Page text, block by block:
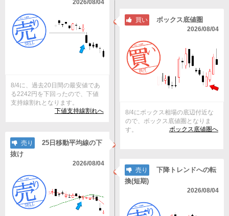
2026/08/04
8/4に、過去20日間の最安値であ
る2242円を下回ったので、下値
支持線割れとなります。
下値支持線割れへ
買い ボックス底値圏
2026/08/04
8/4にボックス相場の底辺付近な
ので、ボックス底値圏となりま
す。
ボックス底値圏へ
売り
25日移動平均線の下
抜け
2026/08/04
売り
下降トレンドへの転
換(短期)
2026/08/04